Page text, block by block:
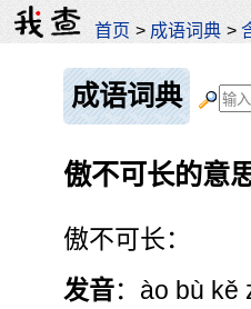
首页 > 成语词典 >
成语词典
傲不可长的意
傲不可长：
发音：ào bù kě